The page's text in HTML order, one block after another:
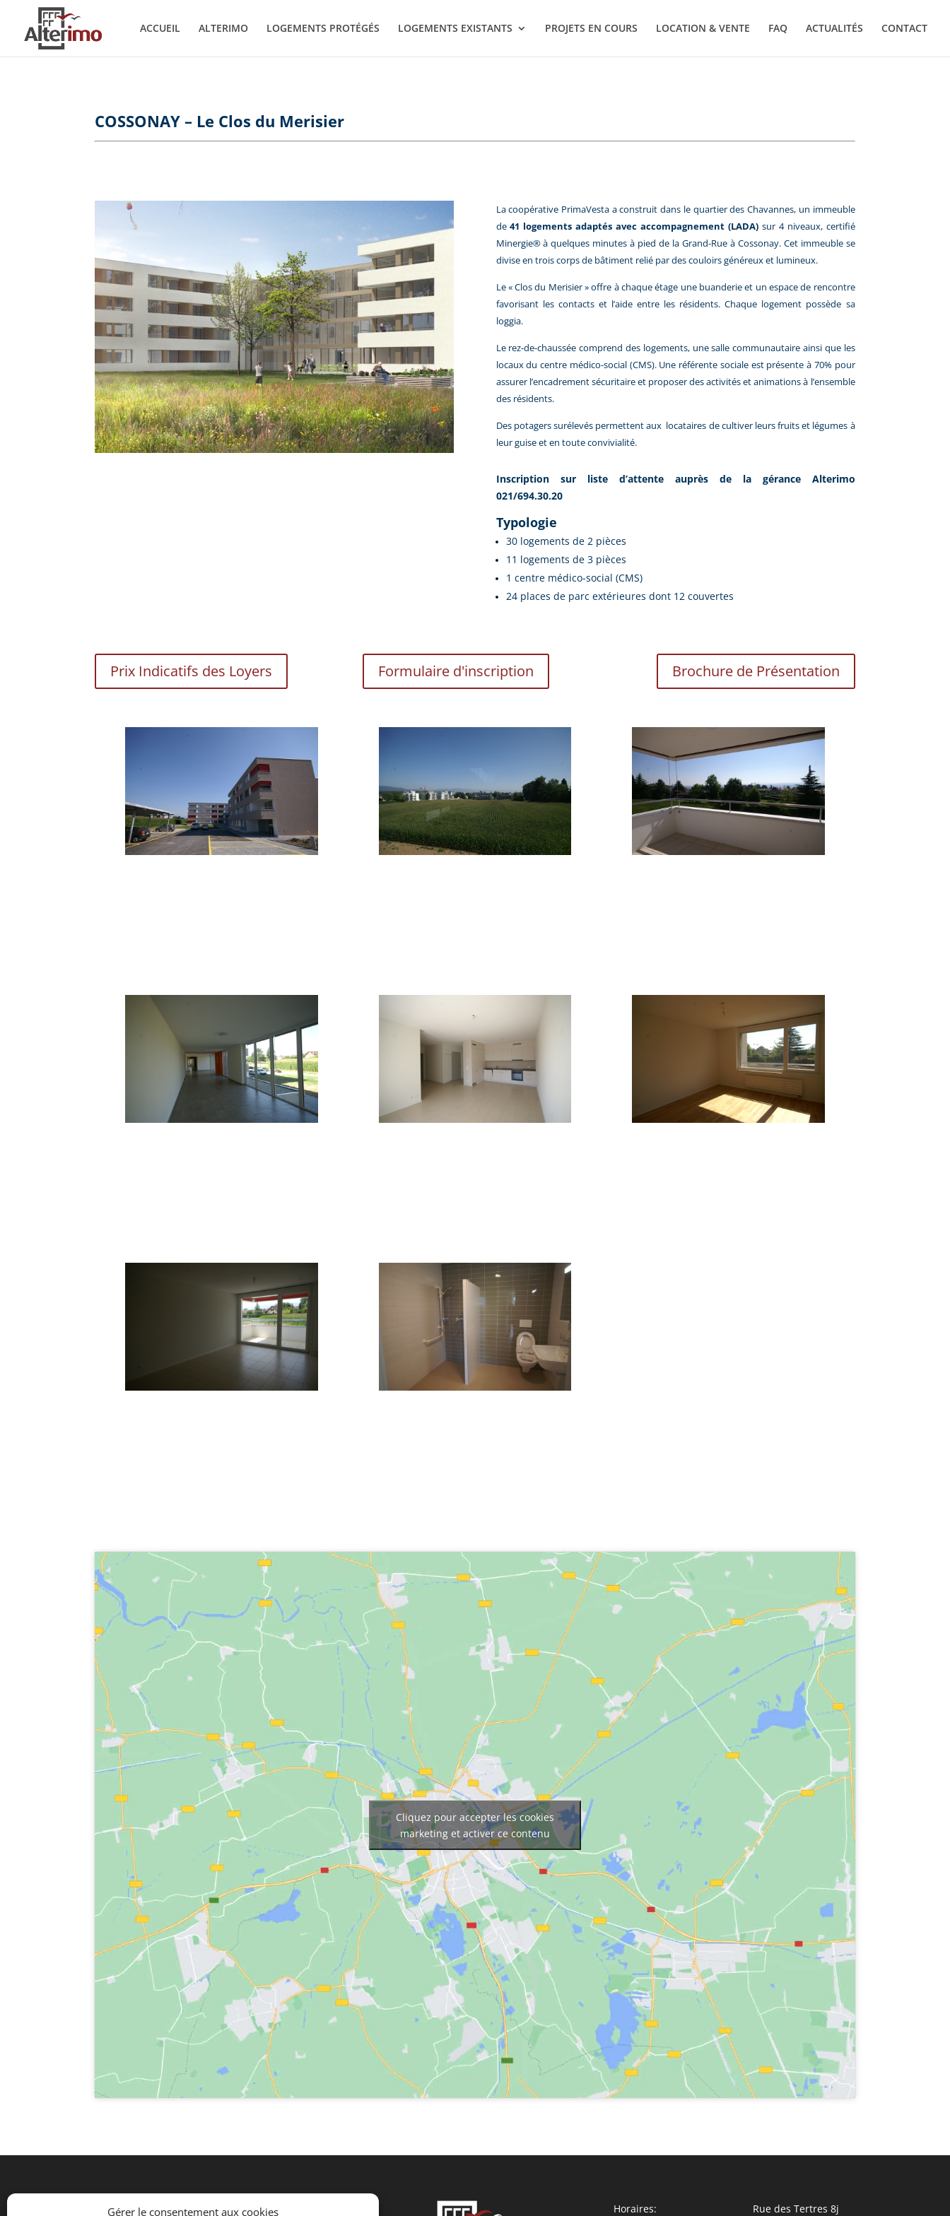
Gérer le consentement aux cookies
ACCUEIL ALTERIMO LOGEMENTS PROTÉGÉS LOGEMENTS EXISTANTS PROJETS EN COURS LOCATION & VENTE FAQ ACTUALITÉS CONTACT
COSSONAY – Le Clos du Merisier
La coopérative PrimaVesta a construit dans le quartier des Chavannes, un immeuble
de41 logements adaptés avec accompagnement (LADA)sur 4 niveaux, certifié
Minergie® à quelques minutes à pied de la Grand-Rue à Cossonay. Cet immeuble se
divise en trois corps de bâtiment relié par des couloirs généreux et lumineux.
Le « Clos du Merisier » offre à chaque étage une buanderie et un espace de rencontre
favorisant les contacts et l’aide entre les résidents. Chaque logement possède sa
loggia.
Le rez-de-chaussée comprend des logements, une salle communautaire ainsi que les
locaux du centre médico-social (CMS). Une référente sociale est présente à 70% pour
assurer l’encadrement sécuritaire et proposer des activités et animations à l’ensemble
des résidents.
Des potagers surélevés permettent aux locataires de cultiver leurs fruits et légumes à
leur guise et en toute convivialité.
Inscription sur liste d’attente auprès de la gérance Alterimo
021/694.30.20
Typologie
30 logements de 2 pièces
11 logements de 3 pièces
1 centre médico-social (CMS)
24 places de parc extérieures dont 12 couvertes
Prix Indicatifs des Loyers Formulaire d'inscription Brochure de Présentation
Cliquez pour accepter les cookies
marketing et activer ce contenu
Horaires : Route de Prilly 25 Horaires: Rue des Tertres 8j